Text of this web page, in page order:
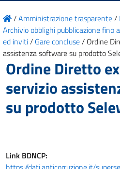
/Amministrazione trasparente/
Archivio obblighi pubblicazione fino
ed inviti/ Gare concluse/ Ordine
assistenza software su prodotto
Ordine Diretto
servizio
su prodotto
Link BDNCP: